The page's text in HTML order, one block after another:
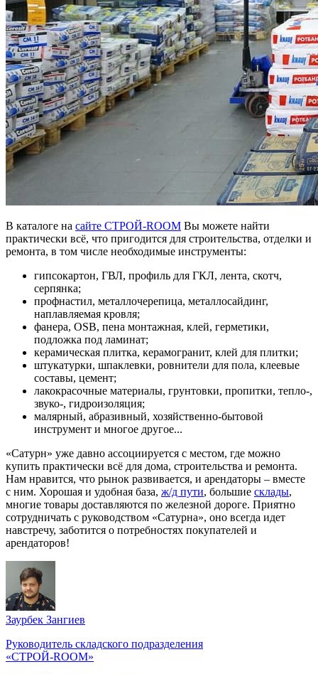
В каталоге на сайте СТРОЙ-ROOM Вы можете найти
практически всё, что пригодится для строительства, отделки и
ремонта, в том числе необходимые инструменты:
гипсокартон, ГВЛ, профиль для ГКЛ, лента, скотч,
серпянка;
профнастил, металлочерепица, металлосайдинг,
наплавляемая кровля;
фанера, OSB, пена монтажная, клей, герметики,
подложка под ламинат;
керамическая плитка, керамогранит, клей для плитки;
штукатурки, шпаклевки, ровнители для пола, клеевые
составы, цемент;
лакокрасочные материалы, грунтовки, пропитки, тепло-,
звуко-, гидроизоляция;
малярный, абразивный, хозяйственно-бытовой
инструмент и многое другое...
«Сатурн» уже давно ассоциируется с местом, где можно
купить практически всё для дома, строительства и ремонта.
Нам нравится, что рынок развивается, и арендаторы – вместе
с ним. Хорошая и удобная база, ж/д пути, большие склады,
многие товары доставляются по железной дороге. Приятно
сотрудничать с руководством «Сатурна», оно всегда идет
навстречу, заботится о потребностях покупателей и
арендаторов!
Заурбек Зангиев
Руководитель складского подразделения
«СТРОЙ-ROOM»